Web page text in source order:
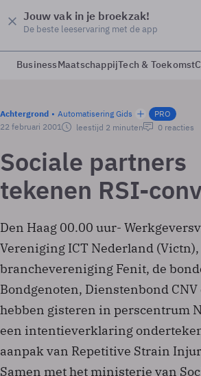
Jouw vak in je broekzak!
De beste leeservaring met de app
BusinessMaatschappijTech & Toekomst
Achtergrond Automatisering Gids
PRO
22 februari 2001
leestijd 2 minuten 0 reacties
Sociale partners
tekenen RSI-
Den Haag 00.00 uur-
Vereniging ICT Nederland (Victn),
branchevereniging Fenit, de
Bondgenoten, Dienstenbond CNV
hebben gisteren in perscentrum
een intentieverklaring
aanpak van Repetitive Strain
Samen met het ministerie van